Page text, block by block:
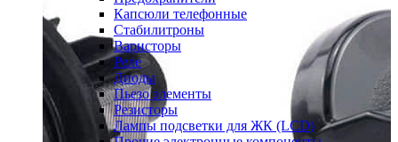
Капсюли телефонные
Стабилитроны
Варисторы
Реле
Диоды
Пьезо элементы
Резисторы
Лампы подсветки для ЖК (LCD)